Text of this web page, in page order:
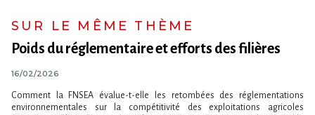
SUR LE MÊME THÈME
Poids du réglementaire et efforts des filières
16/02/2026
Comment la FNSEA évalue-t-elle les retombées des réglementations
environnementales sur la compétitivité des exploitations agricoles